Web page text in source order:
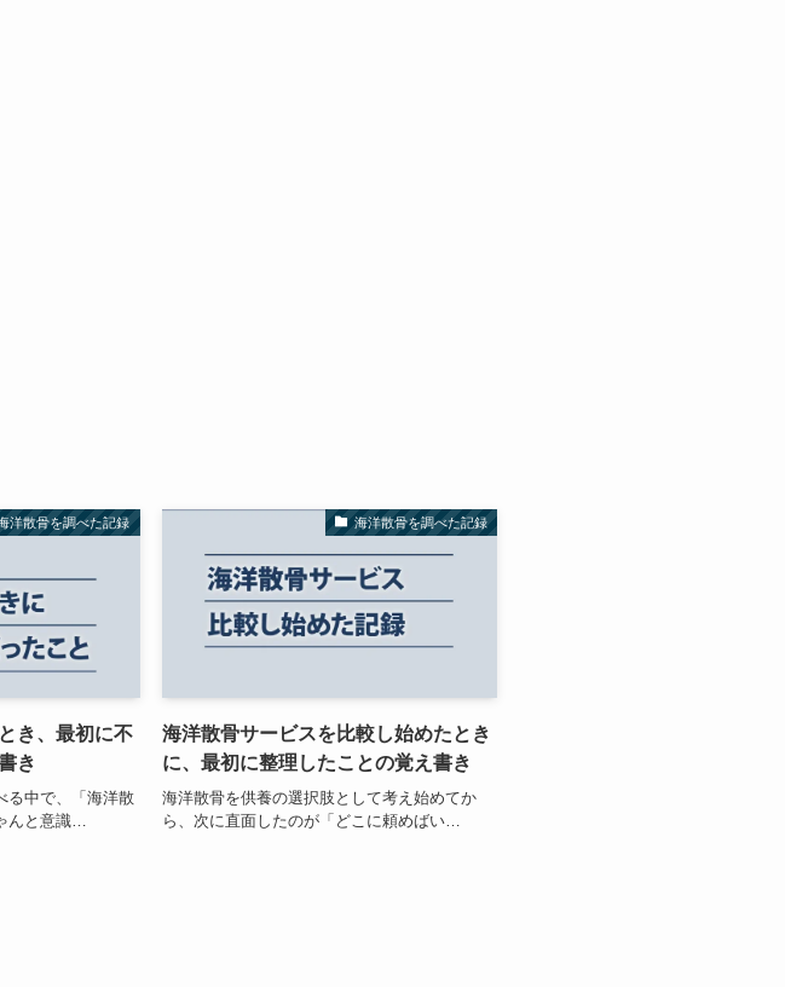
洋散骨を調べた記録
き、最初に不
き
る中で、「海洋散
んと意識…
海洋散骨を調べた記録
海洋散骨サービスを比較し始めたとき
に、最初に整理したことの覚え書き
海洋散骨を供養の選択肢として考え始めてか
ら、次に直面したのが「どこに頼めばい…